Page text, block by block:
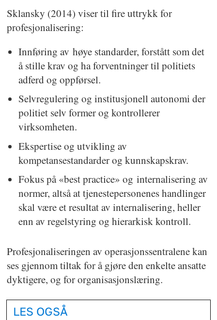
Sklansky (2014) viser til fire uttrykk for
profesjonalisering:
Innføring av høye standarder, forstått som det
å stille krav og ha forventninger til politiets
adferd og oppførsel.
Selvregulering og institusjonell autonomi der
politiet selv former og kontrollerer
virksomheten.
Ekspertise og utvikling av
kompetansestandarder og kunnskapskrav.
Fokus på «best practice» og internalisering av
normer, altså at tjenestepersonenes handlinger
skal være et resultat av internalisering, heller
enn av regelstyring og hierarkisk kontroll.
Profesjonaliseringen av operasjonssentralene kan
ses gjennom tiltak for å gjøre den enkelte ansatte
dyktigere, og for organisasjonslæring.
LES OGSÅ